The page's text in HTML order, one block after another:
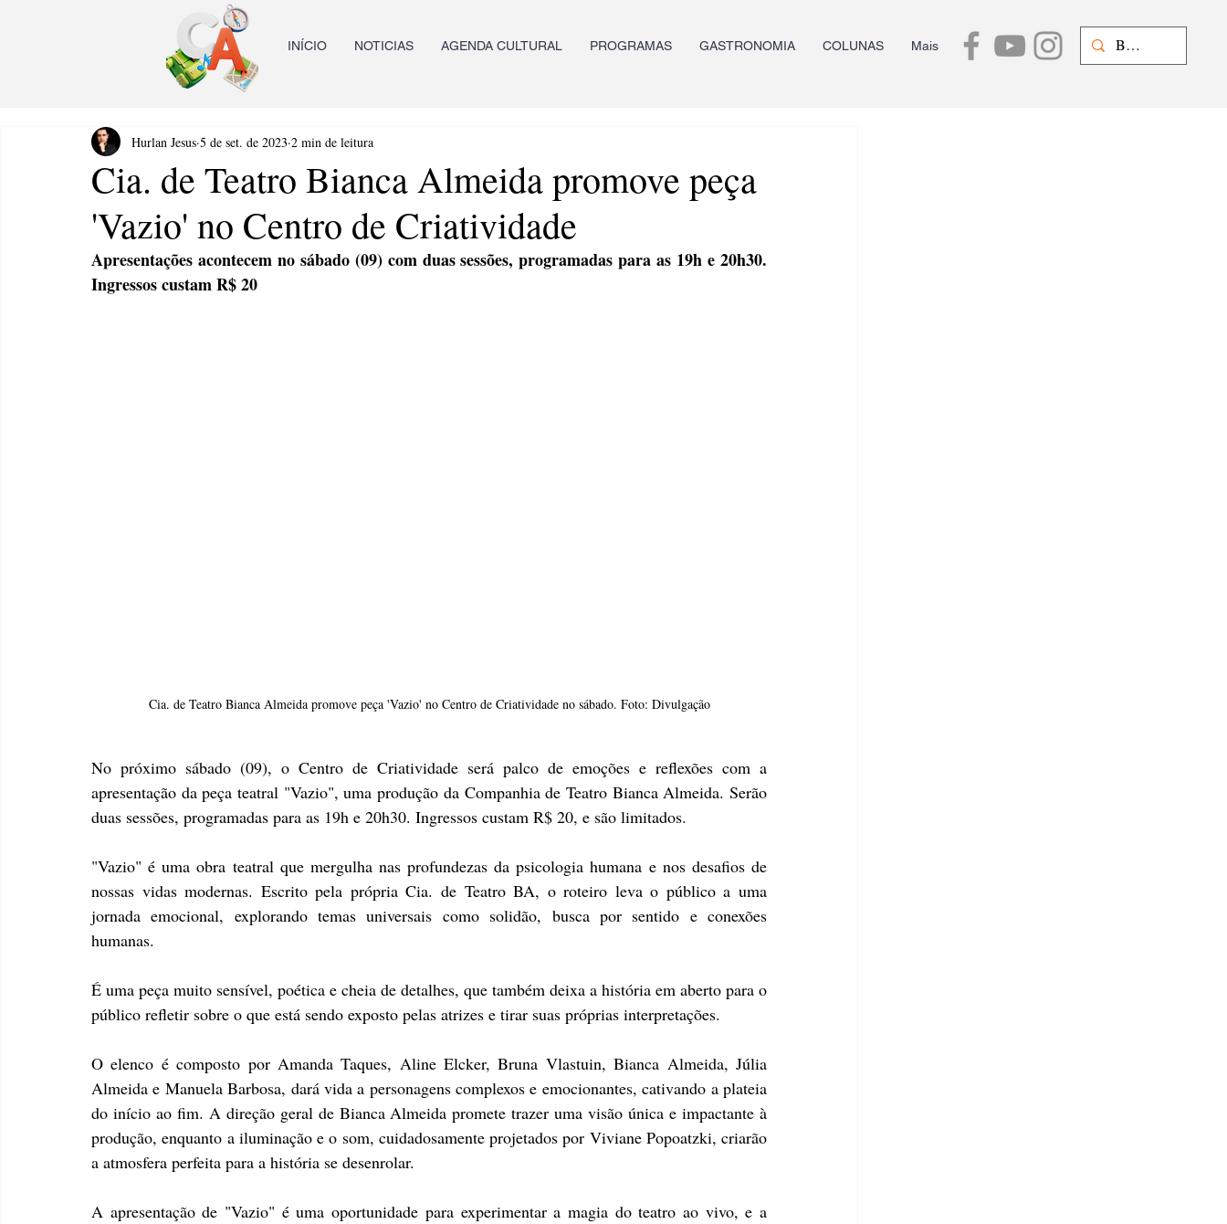
INÍCIO NOTICIAS AGENDA CULTURAL PROGRAMAS GASTRONOMIA COLUNAS Mais
Cia. de Teatro Bianca Almeida promove peça
'Vazio' no Centro de Criatividade
Hurlan Jesus 5 de set. de 2023 2 min de leitura
Apresentações acontecem no sábado (09) com duas sessões, programadas para as 19h e 20h30.
Ingressos custam R$ 20
Cia. de Teatro Bianca Almeida promove peça 'Vazio' no Centro de Criatividade no sábado. Foto: Divulgação
No próximo sábado (09), o Centro de Criatividade será palco de emoções e reflexões com a
apresentação da peça teatral "Vazio", uma produção da Companhia de Teatro Bianca Almeida. Serão
duas sessões, programadas para as 19h e 20h30. Ingressos custam R$ 20, e são limitados.
"Vazio" é uma obra teatral que mergulha nas profundezas da psicologia humana e nos desafios de
nossas vidas modernas. Escrito pela própria Cia. de Teatro BA, o roteiro leva o público a uma
jornada emocional, explorando temas universais como solidão, busca por sentido e conexões
humanas.
É uma peça muito sensível, poética e cheia de detalhes, que também deixa a história em aberto para o
público refletir sobre o que está sendo exposto pelas atrizes e tirar suas próprias interpretações.
O elenco é composto por Amanda Taques, Aline Elcker, Bruna Vlastuin, Bianca Almeida, Júlia
Almeida e Manuela Barbosa, dará vida a personagens complexos e emocionantes, cativando a plateia
do início ao fim. A direção geral de Bianca Almeida promete trazer uma visão única e impactante à
produção, enquanto a iluminação e o som, cuidadosamente projetados por Viviane Popoatzki, criarão
a atmosfera perfeita para a história se desenrolar.
A apresentação de "Vazio" é uma oportunidade para experimentar a magia do teatro ao vivo, e a